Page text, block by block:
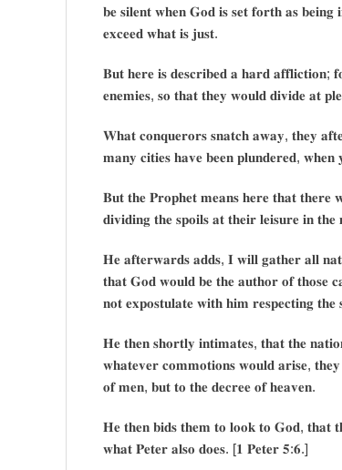
𝐛𝐞 𝐬𝐢𝐥𝐞𝐧𝐭 𝐰𝐡𝐞𝐧 𝐆𝐨𝐝 𝐢𝐬 𝐬𝐞𝐭 𝐟𝐨𝐫𝐭𝐡 𝐚𝐬 𝐛𝐞𝐢𝐧𝐠
𝐞𝐱𝐜𝐞𝐞𝐝 𝐰𝐡𝐚𝐭 𝐢𝐬 𝐣𝐮𝐬𝐭.
𝐁𝐮𝐭 𝐡𝐞𝐫𝐞 𝐢𝐬 𝐝𝐞𝐬𝐜𝐫𝐢𝐛𝐞𝐝 𝐚 𝐡𝐚𝐫𝐝 𝐚𝐟𝐟𝐥𝐢𝐜𝐭𝐢𝐨𝐧;
𝐞𝐧𝐞𝐦𝐢𝐞𝐬, 𝐬𝐨 𝐭𝐡𝐚𝐭 𝐭𝐡𝐞𝐲 𝐰𝐨𝐮𝐥𝐝 𝐝𝐢𝐯𝐢𝐝𝐞 𝐚𝐭
𝐖𝐡𝐚𝐭 𝐜𝐨𝐧𝐪𝐮𝐞𝐫𝐨𝐫𝐬 𝐬𝐧𝐚𝐭𝐜𝐡 𝐚𝐰𝐚𝐲, 𝐭𝐡𝐞𝐲
𝐦𝐚𝐧𝐲 𝐜𝐢𝐭𝐢𝐞𝐬 𝐡𝐚𝐯𝐞 𝐛𝐞𝐞𝐧 𝐩𝐥𝐮𝐧𝐝𝐞𝐫𝐞𝐝, 𝐰𝐡𝐞𝐧
𝐁𝐮𝐭 𝐭𝐡𝐞 𝐏𝐫𝐨𝐩𝐡𝐞𝐭 𝐦𝐞𝐚𝐧𝐬 𝐡𝐞𝐫𝐞 𝐭𝐡𝐚𝐭 𝐭𝐡𝐞𝐫𝐞
𝐝𝐢𝐯𝐢𝐝𝐢𝐧𝐠 𝐭𝐡𝐞 𝐬𝐩𝐨𝐢𝐥𝐬 𝐚𝐭 𝐭𝐡𝐞𝐢𝐫 𝐥𝐞𝐢𝐬𝐮𝐫𝐞 𝐢𝐧
𝐇𝐞 𝐚𝐟𝐭𝐞𝐫𝐰𝐚𝐫𝐝𝐬 𝐚𝐝𝐝𝐬, 𝐈 𝐰𝐢𝐥𝐥 𝐠𝐚𝐭𝐡𝐞𝐫 𝐚𝐥𝐥
𝐭𝐡𝐚𝐭 𝐆𝐨𝐝 𝐰𝐨𝐮𝐥𝐝 𝐛𝐞 𝐭𝐡𝐞 𝐚𝐮𝐭𝐡𝐨𝐫 𝐨𝐟 𝐭𝐡𝐨𝐬𝐞
𝐧𝐨𝐭 𝐞𝐱𝐩𝐨𝐬𝐭𝐮𝐥𝐚𝐭𝐞 𝐰𝐢𝐭𝐡 𝐡𝐢𝐦 𝐫𝐞𝐬𝐩𝐞𝐜𝐭𝐢𝐧𝐠 𝐭𝐡𝐞
𝐇𝐞 𝐭𝐡𝐞𝐧 𝐬𝐡𝐨𝐫𝐭𝐥𝐲 𝐢𝐧𝐭𝐢𝐦𝐚𝐭𝐞𝐬, 𝐭𝐡𝐚𝐭 𝐭𝐡𝐞
𝐰𝐡𝐚𝐭𝐞𝐯𝐞𝐫 𝐜𝐨𝐦𝐦𝐨𝐭𝐢𝐨𝐧𝐬 𝐰𝐨𝐮𝐥𝐝 𝐚𝐫𝐢𝐬𝐞, 𝐭𝐡𝐞𝐲
𝐨𝐟 𝐦𝐞𝐧, 𝐛𝐮𝐭 𝐭𝐨 𝐭𝐡𝐞 𝐝𝐞𝐜𝐫𝐞𝐞 𝐨𝐟 𝐡𝐞𝐚𝐯𝐞𝐧.
𝐇𝐞 𝐭𝐡𝐞𝐧 𝐛𝐢𝐝𝐬 𝐭𝐡𝐞𝐦 𝐭𝐨 𝐥𝐨𝐨𝐤 𝐭𝐨 𝐆𝐨𝐝, 𝐭𝐡𝐚𝐭
𝐰𝐡𝐚𝐭 𝐏𝐞𝐭𝐞𝐫 𝐚𝐥𝐬𝐨 𝐝𝐨𝐞𝐬. [𝟏 𝐏𝐞𝐭𝐞𝐫 𝟓:𝟔.]